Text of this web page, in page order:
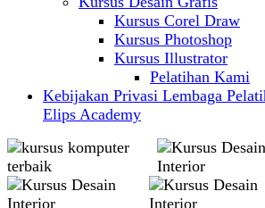
Kursus Corel Draw
Kursus Photoshop
Kursus Illustrator
Pelatihan Kami
Kebijakan Privasi Lembaga
Elips Academy